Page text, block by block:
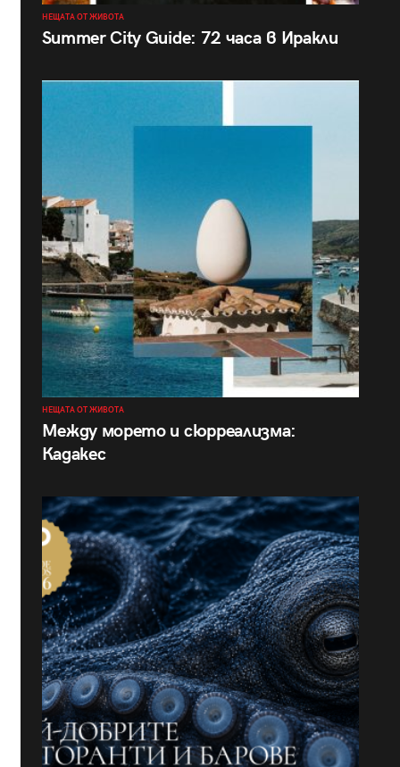
НЕЩАТА ОТ ЖИВОТА
Summer City Guide: 72 часа в Иракли
НЕЩАТА ОТ ЖИВОТА
Между морето и сюрреализма:
Кадакес